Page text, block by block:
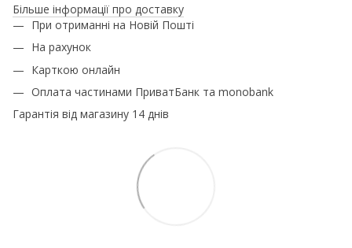
Більше інформації про доставку
При отриманні на Новій Пошті
На рахунок
Карткою онлайн
Оплата частинами ПриватБанк та monobank
Гарантія від магазину 14 днів